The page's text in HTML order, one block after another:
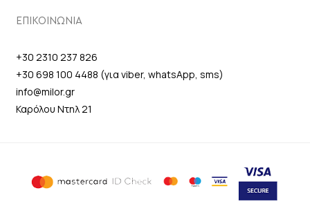
ΕΠΙΚΟΙΝΩΝΙΑ
+30 2310 237 826
+30 698 100 4488 (για viber, whatsApp, sms)
info@milor.gr
Καρόλου Ντηλ 21